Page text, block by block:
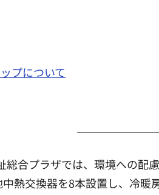
プについて
総合プラザでは、環境への
熱交換器を8本設置し、冷暖